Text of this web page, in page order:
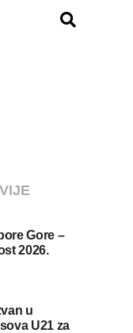
Gore –
2026.
u
U21 za